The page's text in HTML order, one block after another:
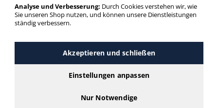
Folienetiketten
Analyse und Verbesserung: Durch Cookies verstehen wir, wie
Sie unseren Shop nutzen, und können unsere Dienstleistungen
ständig verbessern.
Akzeptieren und schließen
Einstellungen anpassen
Nur Notwendige